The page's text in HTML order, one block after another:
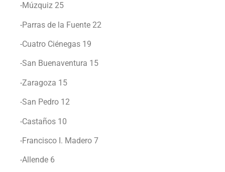
-Múzquiz 25
-Parras de la Fuente 22
-Cuatro Ciénegas 19
-San Buenaventura 15
-Zaragoza 15
-San Pedro 12
-Castaños 10
-Francisco I. Madero 7
-Allende 6